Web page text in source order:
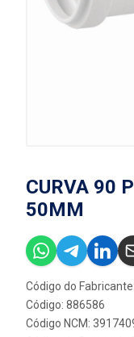
CURVA 90
50MM
Código do
Código: 886586
Código NCM: